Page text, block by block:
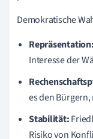
Demokratische
Repräsentation:
Interesse der
es den
Stabilität:
Risiko von